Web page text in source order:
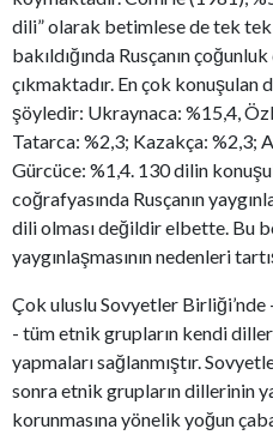
dili” olarak betimlese de tek
bakıldığında Rusçanın
çıkmaktadır. En çok konuşulan
şöyledir: Ukraynaca: %15,4,
Tatarca: %2,3; Kazakça: %2,3;
Gürcüce: %1,4. 130 dilin
coğrafyasında Rusçanın
dili olması değildir elbette. Bu
yaygınlaşmasının nedenleri
Çok uluslu Sovyetler
- tüm etnik grupların kendi
yapmaları sağlanmıştır.
sonra etnik grupların dillerinin
korunmasına yönelik yoğun